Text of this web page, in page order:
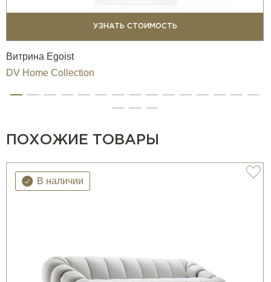
УЗНАТЬ СТОИМОСТЬ
Витрина Egoist
DV Home Collection
ПОХОЖИЕ ТОВАРЫ
В наличии